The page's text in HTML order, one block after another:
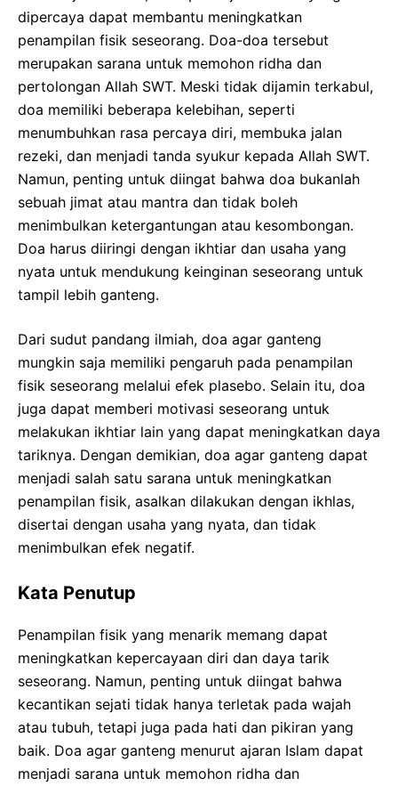
dipercaya dapat membantu meningkatkan
penampilan fisik seseorang. Doa-doa tersebut
merupakan sarana untuk memohon ridha dan
pertolongan Allah SWT. Meski tidak dijamin terkabul,
doa memiliki beberapa kelebihan, seperti
menumbuhkan rasa percaya diri, membuka jalan
rezeki, dan menjadi tanda syukur kepada Allah SWT.
Namun, penting untuk diingat bahwa doa bukanlah
sebuah jimat atau mantra dan tidak boleh
menimbulkan ketergantungan atau kesombongan.
Doa harus diiringi dengan ikhtiar dan usaha yang
nyata untuk mendukung keinginan seseorang untuk
tampil lebih ganteng.
Dari sudut pandang ilmiah, doa agar ganteng
mungkin saja memiliki pengaruh pada penampilan
fisik seseorang melalui efek plasebo. Selain itu, doa
juga dapat memberi motivasi seseorang untuk
melakukan ikhtiar lain yang dapat meningkatkan daya
tariknya. Dengan demikian, doa agar ganteng dapat
menjadi salah satu sarana untuk meningkatkan
penampilan fisik, asalkan dilakukan dengan ikhlas,
disertai dengan usaha yang nyata, dan tidak
menimbulkan efek negatif.
Kata Penutup
Penampilan fisik yang menarik memang dapat
meningkatkan kepercayaan diri dan daya tarik
seseorang. Namun, penting untuk diingat bahwa
kecantikan sejati tidak hanya terletak pada wajah
atau tubuh, tetapi juga pada hati dan pikiran yang
baik. Doa agar ganteng menurut ajaran Islam dapat
menjadi sarana untuk memohon ridha dan